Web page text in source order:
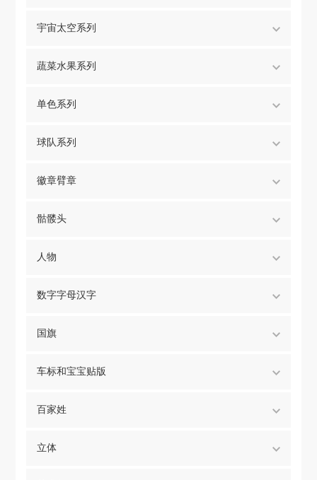
宇宙太空系列
蔬菜水果系列
单色系列
球队系列
徽章臂章
骷髅头
人物
数字字母汉字
国旗
车标和宝宝贴版
百家姓
立体